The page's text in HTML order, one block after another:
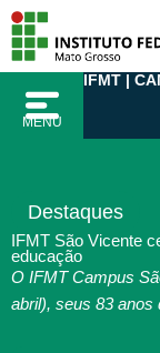
para
conteúdo
MENU
IFMT |
Destaques
IFMT São Vicente
educação
O IFMT Campus
abril), seus 83